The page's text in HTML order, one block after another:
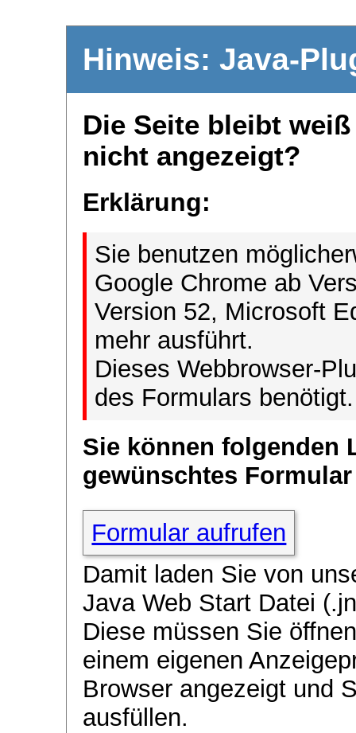
Hinweis: Java-
Die Seite bleibt
nicht angezeigt?
Erklärung:
Sie benutzen
Google Chrome ab
Version 52, Microsoft
mehr ausführt.
Dieses Webbrowser-
des Formulars benötigt.
Sie können folgenden
gewünschtes
Formular aufrufen
Damit laden Sie von
Java Web Start Datei
Diese müssen Sie
einem eigenen
Browser angezeigt und
ausfüllen.